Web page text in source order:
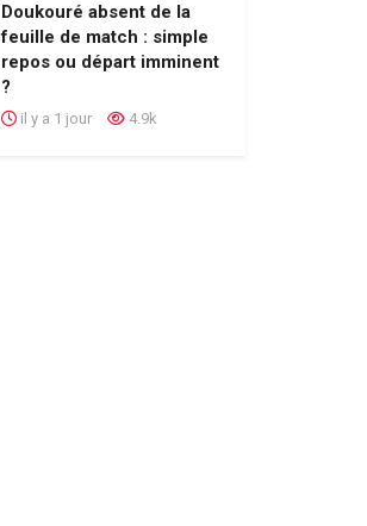
Doukouré absent de la
feuille de match : simple
repos ou départ imminent
?
il y a 1 jour 4.9k